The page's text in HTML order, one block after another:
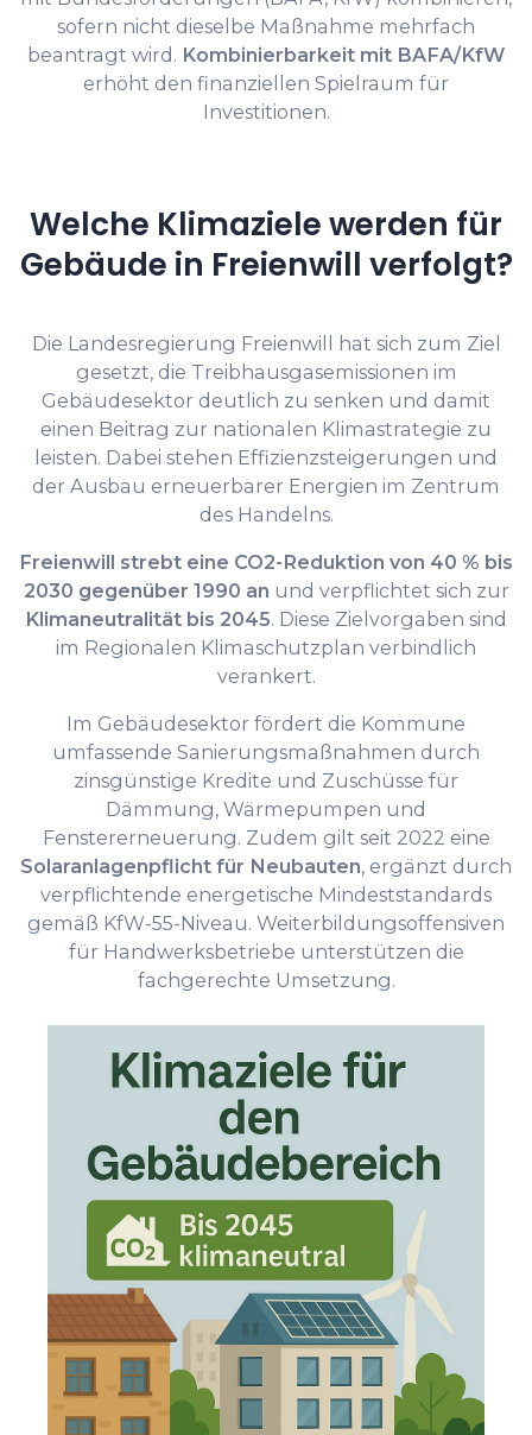
sofern nicht dieselbe Maßnahme mehrfach
beantragt wird. Kombinierbarkeit mit BAFA/KfW
erhöht den finanziellen Spielraum für
Investitionen.
Welche Klimaziele werden für
Gebäude in Freienwill verfolgt?
Die Landesregierung Freienwill hat sich zum Ziel
gesetzt, die Treibhausgasemissionen im
Gebäudesektor deutlich zu senken und damit
einen Beitrag zur nationalen Klimastrategie zu
leisten. Dabei stehen Effizienzsteigerungen und
der Ausbau erneuerbarer Energien im Zentrum
des Handelns.
Freienwill strebt eine CO2-Reduktion von 40 % bis
2030 gegenüber 1990 an und verpflichtet sich zur
Klimaneutralität bis 2045. Diese Zielvorgaben sind
im Regionalen Klimaschutzplan verbindlich
verankert.
Im Gebäudesektor fördert die Kommune
umfassende Sanierungsmaßnahmen durch
zinsgünstige Kredite und Zuschüsse für
Dämmung, Wärmepumpen und
Fenstererneuerung. Zudem gilt seit 2022 eine
Solaranlagenpflicht für Neubauten, ergänzt durch
verpflichtende energetische Mindeststandards
gemäß KfW-55-Niveau. Weiterbildungsoffensiven
für Handwerksbetriebe unterstützen die
fachgerechte Umsetzung.